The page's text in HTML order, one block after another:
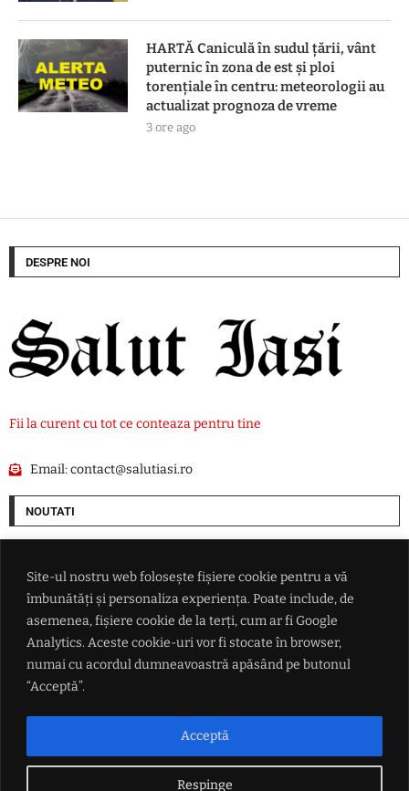
Site-ul nostru web folosește fișiere cookie pentru a vă
îmbunătăți și personaliza experiența. Poate include, de
asemenea, fișiere cookie de la terți, cum ar fi Google
Analytics. Aceste cookie-uri vor fi stocate în browser,
numai cu acordul dumneavoastră apăsând pe butonul
“Acceptă”.
Respinge
Acceptă
HARTĂ Caniculă în sudul țării, vânt
puternic în zona de est și ploi
torențiale în centru: meteorologii au
actualizat prognoza de vreme
3 ore ago
DESPRE NOI
Fii la curent cu tot ce conteaza pentru tine
Email:contact@salutiasi.ro
NOUTATI
pentru o mină de scandiu din Australia
Ucraina lovește două rafinării din Rusia într-un atac cu aproape 400 de
drone
Președintele federației argentiniene a vorbit despre viitorul lui Lionel